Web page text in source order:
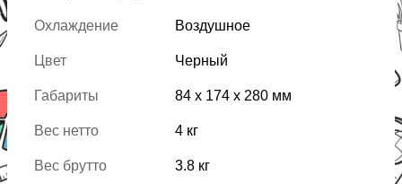
Охлаждение Воздушное
Цвет Черный
Габариты 84 x 174 x 280 мм
Вес нетто 4 кг
Вес брутто 3.8 кг